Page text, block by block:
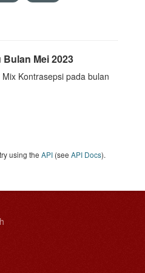
Mei 2023
Kontrasepsi pada bulan
using the API (see API Docs).